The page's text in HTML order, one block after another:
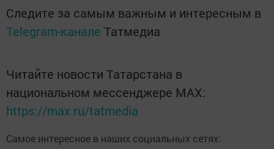
Следите за самым важным и интересным в
Telegram-канале Татмедиа
Читайте новости Татарстана в
национальном мессенджере MАХ:
https://max.ru/tatmedia
Самое интересное в наших социальных сетях: